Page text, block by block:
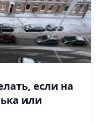
если на
или